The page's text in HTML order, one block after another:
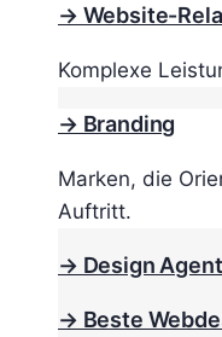
→ Website-
Komplexe
→ Branding
Marken, die
Auftritt.
→ Design
→ Beste